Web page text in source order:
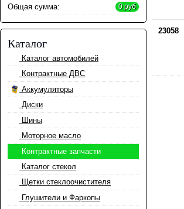
Общая сумма: 0 руб
Каталог
Каталог автомобилей
Контрактные ДВС
Аккумуляторы
Диски
Шины
Моторное масло
Контрактные запчасти
Каталог стекол
Щетки стеклоочистителя
Глушители и Фаркопы
23058